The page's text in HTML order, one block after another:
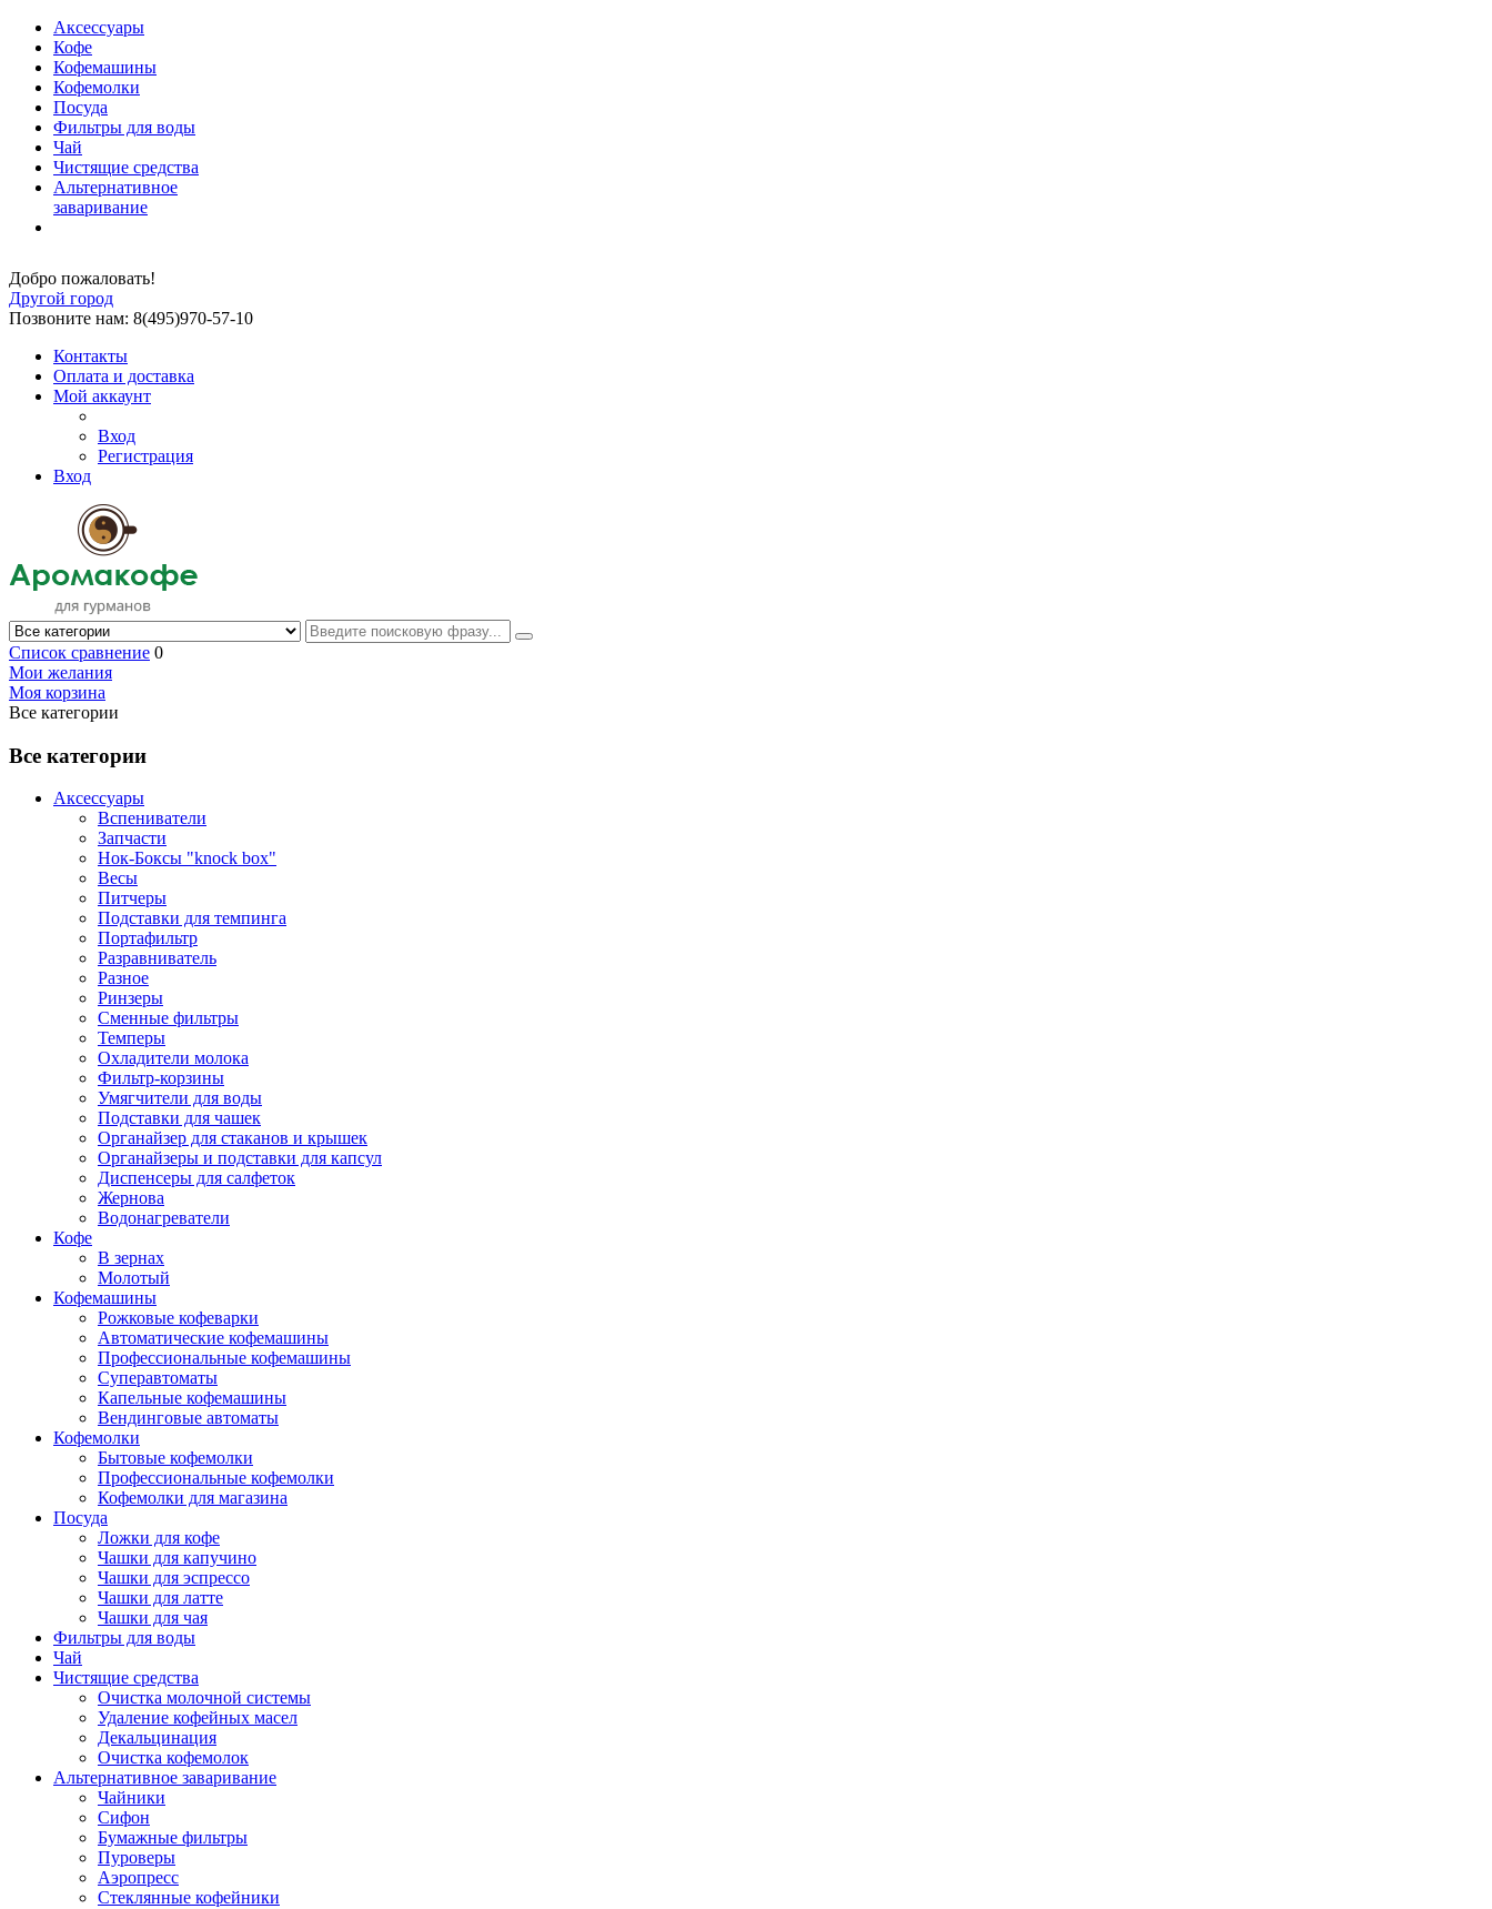
Аксессуары
Кофе
Кофемашины
Кофемолки
Посуда
Фильтры для воды
Чай
Чистящие средства
Альтернативное
заваривание
Добро пожаловать!
Другой город
Позвоните нам: 8(495)970-57-10
Контакты
Оплата и доставка
Мой аккаунт
Вход
Регистрация
Вход
Список сравнение 0
Мои желания
Моя корзина
Все категории
Все категории
Аксессуары
Вспениватели
Запчасти
Нок-Боксы "knock box"
Весы
Питчеры
Подставки для темпинга
Портафильтр
Разравниватель
Разное
Ринзеры
Сменные фильтры
Темперы
Охладители молока
Фильтр-корзины
Умягчители для воды
Подставки для чашек
Органайзер для стаканов и крышек
Органайзеры и подставки для капсул
Диспенсеры для салфеток
Жернова
Водонагреватели
Кофе
В зернах
Молотый
Кофемашины
Рожковые кофеварки
Автоматические кофемашины
Профессиональные кофемашины
Суперавтоматы
Капельные кофемашины
Вендинговые автоматы
Кофемолки
Бытовые кофемолки
Профессиональные кофемолки
Кофемолки для магазина
Посуда
Ложки для кофе
Чашки для капучино
Чашки для эспрессо
Чашки для латте
Чашки для чая
Фильтры для воды
Чай
Чистящие средства
Очистка молочной системы
Удаление кофейных масел
Декальцинация
Очистка кофемолок
Альтернативное заваривание
Чайники
Сифон
Бумажные фильтры
Пуроверы
Аэропресс
Стеклянные кофейники